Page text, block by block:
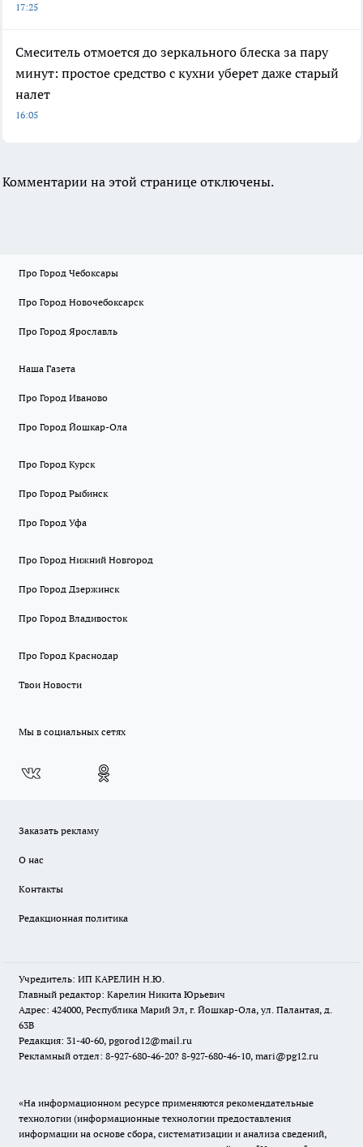
17:25
Смеситель отмоется до зеркального блеска за пару
минут: простое средство с кухни уберет даже старый
налет
16:05
Комментарии на этой странице отключены.
Про Город Чебоксары
Про Город Новочебоксарск
Про Город Ярославль
Наша Газета
Про Город Иваново
Про Город Йошкар-Ола
Про Город Курск
Про Город Рыбинск
Про Город Уфа
Про Город Нижний Новгород
Про Город Дзержинск
Про Город Владивосток
Про Город Краснодар
Твои Новости
Мы в социальных сетях
Заказать рекламу
О нас
Контакты
Редакционная политика
Учредитель: ИП КАРЕЛИН Н.Ю.
Главный редактор: Карелин Никита Юрьевич
Адрес: 424000, Республика Марий Эл, г. Йошкар-Ола, ул. Палантая, д.
63В
Редакция: 31-40-60, pgorod12@mail.ru
Рекламный отдел: 8-927-680-46-20? 8-927-680-46-10, mari@pg12.ru
«На информационном ресурсе применяются рекомендательные
технологии (информационные технологии предоставления
информации на основе сбора, систематизации и анализа сведений,